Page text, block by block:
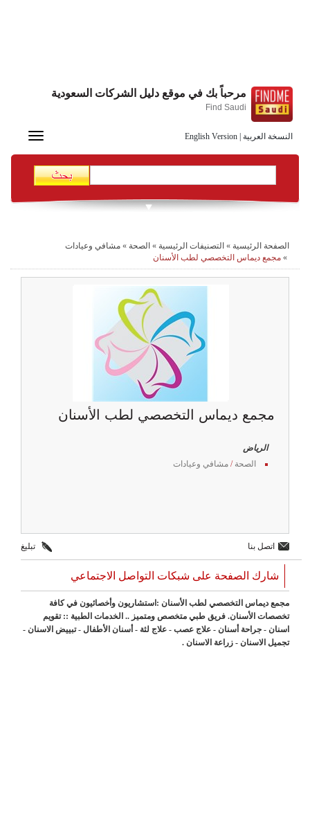
النسخة العربية English Version
مرحباً بك في موقع دليل الشركات السعودية
Find Saudi
Toggle
الصفحة الرئيسية » التصنيفات الرئيسية » الصحة » مشافي وعيادات
» مجمع ديماس التخصصي لطب الأسنان
مجمع ديماس التخصصي لطب الأسنان
الرياض
الصحة / مشافي وعيادات
اتصل بنا تبليغ
شارك الصفحة على شبكات التواصل الاجتماعي
مجمع ديماس التخصصي لطب الأسنان :استشاريون وأخصائيون في كافة
تخصصات الأسنان. فريق طبي متخصص ومتميز .. الخدمات الطبية :: تقويم
اسنان - جراحة أسنان - علاج عصب - علاج لثة - أسنان الأطفال - تبييض الاسنان -
تجميل الاسنان - زراعة الاسنان .